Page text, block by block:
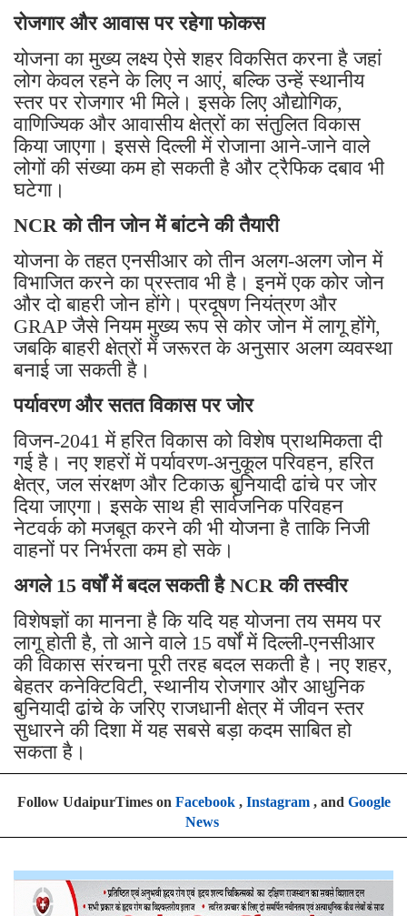
रोजगार और आवास पर रहेगा फोकस
योजना का मुख्य लक्ष्य ऐसे शहर विकसित करना है जहां
लोग केवल रहने के लिए न आएं, बल्कि उन्हें स्थानीय
स्तर पर रोजगार भी मिले। इसके लिए औद्योगिक,
वाणिज्यिक और आवासीय क्षेत्रों का संतुलित विकास
किया जाएगा। इससे दिल्ली में रोजाना आने-जाने वाले
लोगों की संख्या कम हो सकती है और ट्रैफिक दबाव भी
घटेगा।
NCR को तीन जोन में बांटने की तैयारी
योजना के तहत एनसीआर को तीन अलग-अलग जोन में
विभाजित करने का प्रस्ताव भी है। इनमें एक कोर जोन
और दो बाहरी जोन होंगे। प्रदूषण नियंत्रण और
GRAP जैसे नियम मुख्य रूप से कोर जोन में लागू होंगे,
जबकि बाहरी क्षेत्रों में जरूरत के अनुसार अलग व्यवस्था
बनाई जा सकती है।
पर्यावरण और सतत विकास पर जोर
विजन-2041 में हरित विकास को विशेष प्राथमिकता दी
गई है। नए शहरों में पर्यावरण-अनुकूल परिवहन, हरित
क्षेत्र, जल संरक्षण और टिकाऊ बुनियादी ढांचे पर जोर
दिया जाएगा। इसके साथ ही सार्वजनिक परिवहन
नेटवर्क को मजबूत करने की भी योजना है ताकि निजी
वाहनों पर निर्भरता कम हो सके।
अगले 15 वर्षों में बदल सकती है NCR की तस्वीर
विशेषज्ञों का मानना है कि यदि यह योजना तय समय पर
लागू होती है, तो आने वाले 15 वर्षों में दिल्ली-एनसीआर
की विकास संरचना पूरी तरह बदल सकती है। नए शहर,
बेहतर कनेक्टिविटी, स्थानीय रोजगार और आधुनिक
बुनियादी ढांचे के जरिए राजधानी क्षेत्र में जीवन स्तर
सुधारने की दिशा में यह सबसे बड़ा कदम साबित हो
सकता है।
Follow UdaipurTimes on Facebook, Instagram, and Google
News